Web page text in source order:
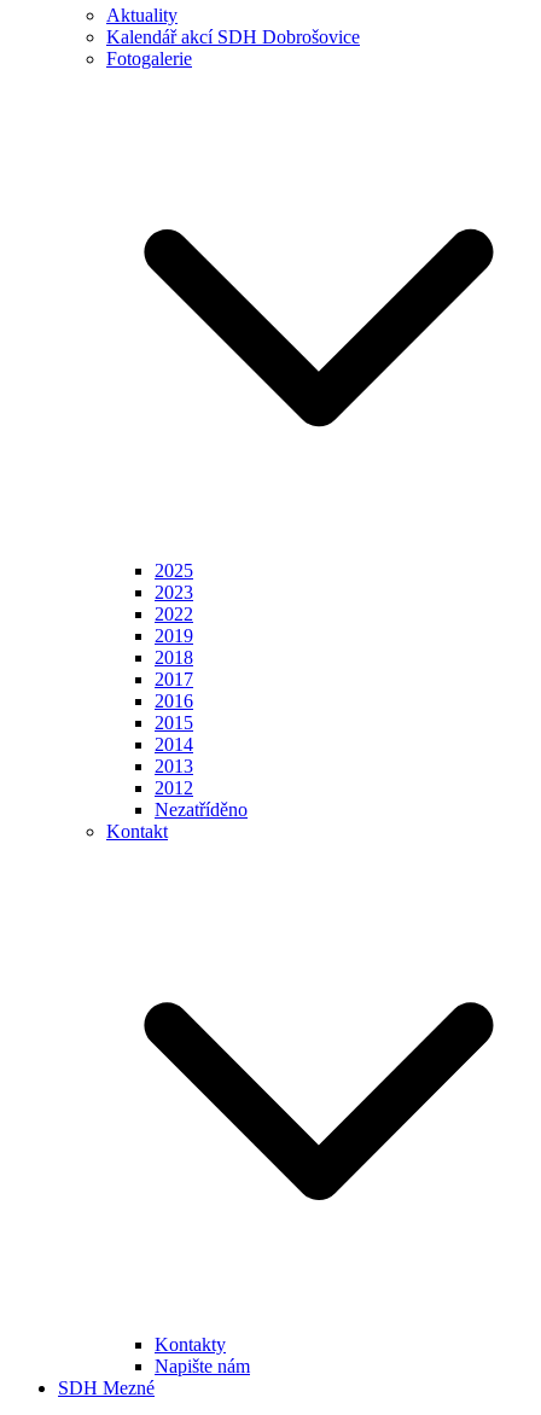
Aktuality
Kalendář akcí SDH Dobrošovice
Fotogalerie
2025
2023
2022
2019
2018
2017
2016
2015
2014
2013
2012
Nezatříděno
Kontakt
Kontakty
Napište nám
SDH Mezné